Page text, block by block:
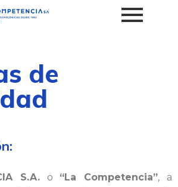
de
S.A.o “La Competencia”, a